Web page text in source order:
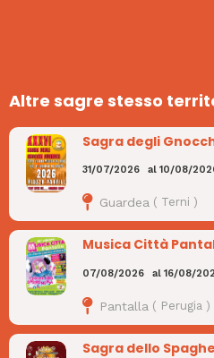
Altre sagre stesso
Sagra degli
31/07/2026 al10/08/
Guardea ( Terni )
Musica Città
07/08/2026 al16/08/
Pantalla ( Perugia )
Sagra dello